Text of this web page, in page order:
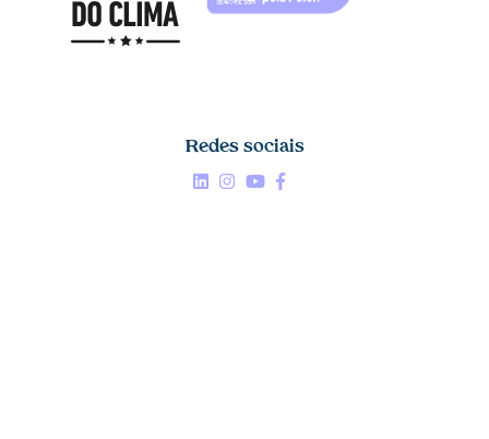
Redes sociais
Linkedin
  